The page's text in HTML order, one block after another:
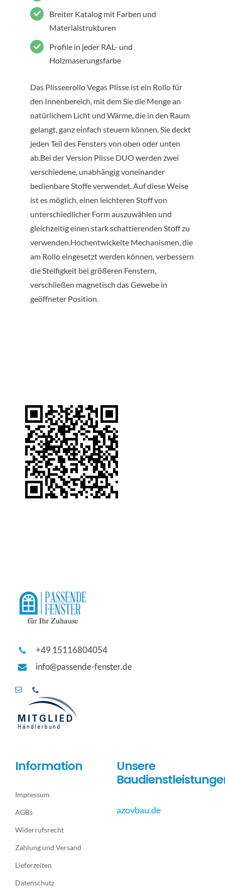
Breiter Katalog mit Farben und
Materialstrukturen
Profile in jeder RAL- und
Holzmaserungsfarbe
Das Plisseerollo Vegas Plisse ist ein Rollo für
den Innenbereich, mit dem Sie die Menge an
natürlichem Licht und Wärme, die in den Raum
gelangt, ganz einfach steuern können. Sie deckt
jeden Teil des Fensters von oben oder unten
ab.Bei der Version Plisse DUO werden zwei
verschiedene, unabhängig voneinander
bedienbare Stoffe verwendet. Auf diese Weise
ist es möglich, einen leichteren Stoff von
unterschiedlicher Form auszuwählen und
gleichzeitig einen stark schattierenden Stoff zu
verwenden.Hochentwickelte Mechanismen, die
am Rollo eingesetzt werden können, verbessern
die Steifigkeit bei größeren Fenstern,
verschließen magnetisch das Gewebe in
geöffneter Position.
+49 15116804054
info@passende-fenster.de
Information
Impressum
AGBs
Widerrufsrecht
Zahlung und Versand
Lieferzeiten
Datenschutz
Unsere
azovbau.de